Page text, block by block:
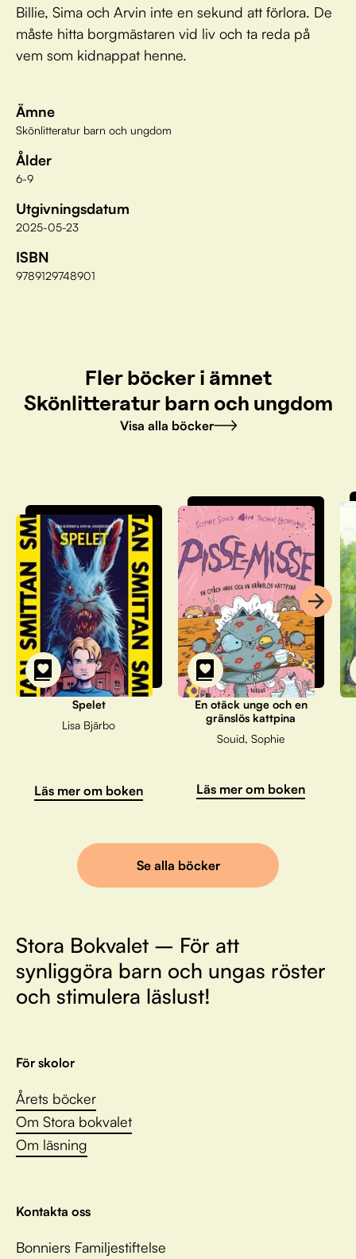
Billie, Sima och Arvin inte en sekund att förlora. De
måste hitta borgmästaren vid liv och ta reda på
vem som kidnappat henne.
Ämne
Skönlitteratur barn och ungdom
Ålder
6-9
Utgivningsdatum
2025-05-23
ISBN
9789129748901
Fler böcker i ämnet
Skönlitteratur barn och ungdom
Visa alla böcker
Spelet
Lisa Bjärbo
Läs mer om boken
En otäck unge och en
gränslös kattpina
Souid, Sophie
Läs mer om boken
Se alla böcker
Stora Bokvalet – För att
synliggöra barn och ungas röster
och stimulera läslust!
För skolor
Årets böcker
Om Stora bokvalet
Om läsning
Kontakta oss
Bonniers Familjestiftelse